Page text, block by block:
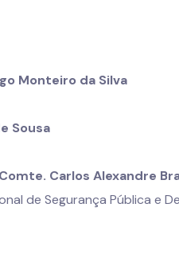
Monteiro da Silva
Sousa
Comte. Carlos Alexandre
de Segurança Pública e